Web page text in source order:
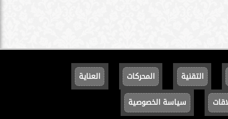
التقنية المحركات
العناية
سياسة الخصوصية